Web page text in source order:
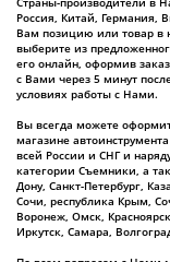
Россия, Китай, Германия,
Вам позицию или товар в
выберите из
его онлайн, оформив
с Вами через 5 минут
условиях работы с Нами.
Вы всегда можете
магазине
всей России и СНГ и
категории Съемники, а
Дону, Санкт-Петербург,
Сочи, республика Крым,
Воронеж, Омск,
Иркутск, Самара,